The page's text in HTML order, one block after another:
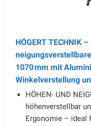
HÖGERT TECHNIK
1070 mm mit
Winkelverstellung
HÖHEN- UND
höhenverstellbar
Ergonomie – ideal